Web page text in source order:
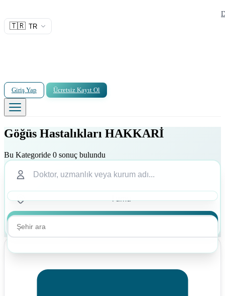
🇹🇷 TR
Giriş Yap Ücretsiz Kayıt Ol
Göğüs Hastalıkları HAKKARİ
Bu Kategoride 0 sonuç bulundu